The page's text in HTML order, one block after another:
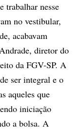
trabalhar nesse
no vestibular,
acabavam
diretor do
da FGV-SP. A
ser integral e o
aqueles que
iniciação
a bolsa. A